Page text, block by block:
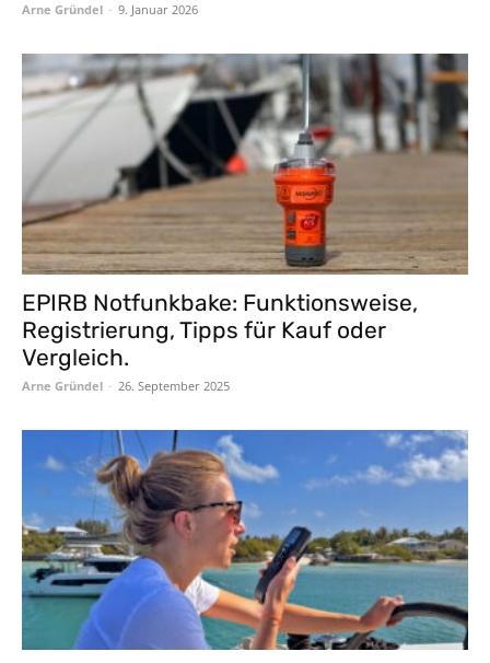
Arne Gründel - 9. Januar 2026
EPIRB Notfunkbake: Funktionsweise,
Registrierung, Tipps für Kauf oder
Vergleich.
Arne Gründel - 26. September 2025